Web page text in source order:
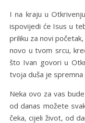
I na kraju u
ispovijedi će Isus u
priliku za novi
novo u tvom srcu,
što Ivan govori u
tvoja duša je
Neka ovo za vas
od danas možete
čeka, cijeli život, od